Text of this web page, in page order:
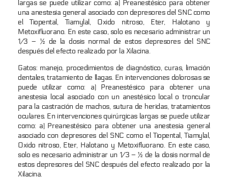
largas se puede utilizar como: a) Preanestésico para obtener
una anestesia general asociado con depresores del SNC como
el Tiopental, Tiamylal, Oxido nitroso, Eter, Halotano y
Metoxifluorano. En este caso, solo es necesario administrar un
1/3 – ½ de la dosis normal de estos depresores del SNC
después del efecto realizado por la Xilacina.
Gatos: manejo, procedimientos de diagnóstico, curas, limación
dentales, tratamiento de llagas. En intervenciones dolorosas se
puede utilizar como: a) Preanestésico para obtener una
anestesia local asociado con un anestésico local o troncular
para la castración de machos, sutura de heridas, tratamientos
oculares. En intervenciones quirúrgicas largas se puede utilizar
como: a) Preanestésico para obtener una anestesia general
asociado con depresores del SNC como el Tiopental, Tiamylal,
Oxido nitroso, Eter, Halotano y Metoxifluorano. En este caso,
solo es necesario administrar un 1/3 – ½ de la dosis normal de
estos depresores del SNC después del efecto realizado por la
Xilacina.